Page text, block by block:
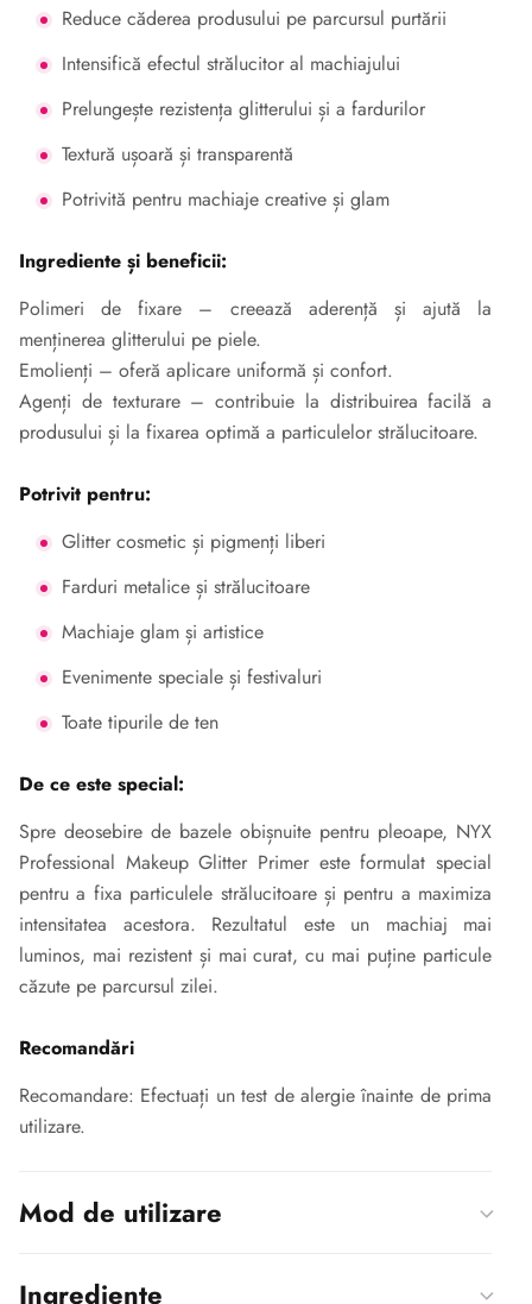
Reduce căderea produsului pe parcursul purtării
Intensifică efectul strălucitor al machiajului
Prelungește rezistența glitterului și a fardurilor
Textură ușoară și transparentă
Potrivită pentru machiaje creative și glam
Ingrediente și beneficii:
Polimeri de fixare – creează aderență și ajută la
menținerea glitterului pe piele.
Emolienți – oferă aplicare uniformă și confort.
Agenți de texturare – contribuie la distribuirea facilă a
produsului și la fixarea optimă a particulelor strălucitoare.
Potrivit pentru:
Glitter cosmetic și pigmenți liberi
Farduri metalice și strălucitoare
Machiaje glam și artistice
Evenimente speciale și festivaluri
Toate tipurile de ten
De ce este special:
Spre deosebire de bazele obișnuite pentru pleoape, NYX
Professional Makeup Glitter Primer este formulat special
pentru a fixa particulele strălucitoare și pentru a maximiza
intensitatea acestora. Rezultatul este un machiaj mai
luminos, mai rezistent și mai curat, cu mai puține particule
căzute pe parcursul zilei.
Recomandări
Recomandare: Efectuați un test de alergie înainte de prima
utilizare.
Mod de utilizare
Ingrediente